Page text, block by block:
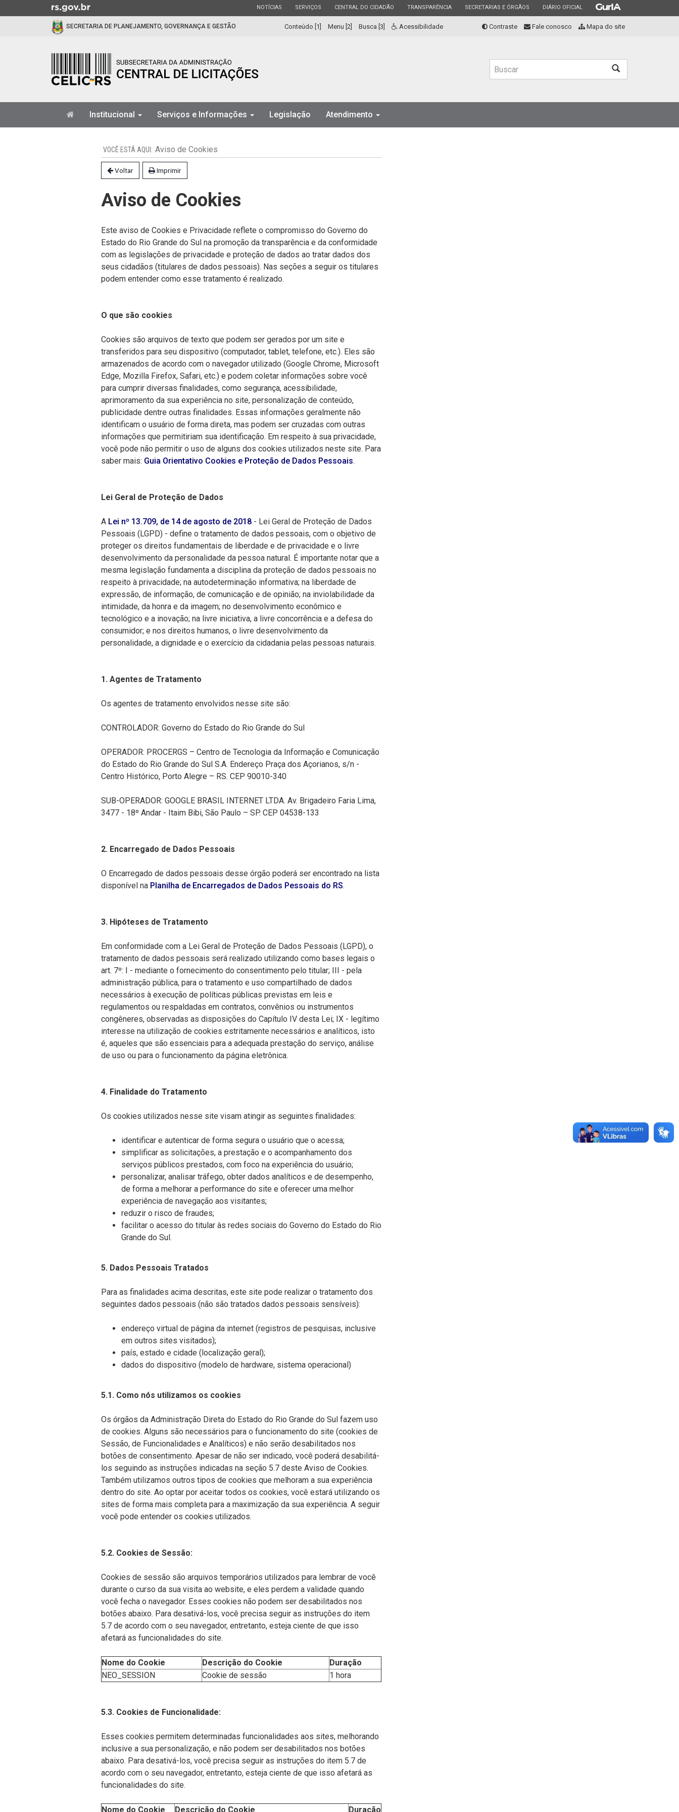
para
Ir
a
ESTADO
NOTÍCIAS ESTADO
SERVIÇOS ESTADO
CENTRAL DO CIDADÃO ESTADO
TRANSPARÊNCIA ESTADO
SECRETARIAS E ÓRGÃOS ESTADO
DIÁRIO OFICIAL ESTADO
SECRETARIA DE PLANEJAMENTO, GOVERNANÇA E GESTÃO Conteúdo [1] Menu [2] Busca [3] Acessibilidade Contraste Fale conosco Mapa do site
Buscar
Institucional Serviços e Informações Legislação
Atendimento
Aviso de Cookies
Voltar Imprimir
Aviso de Cookies
Este aviso de Cookies e Privacidade reflete o compromisso do Governo do
Estado do Rio Grande do Sul na promoção da transparência e da conformidade
com as legislações de privacidade e proteção de dados ao tratar dados dos
seus cidadãos (titulares de dados pessoais). Nas seções a seguir os titulares
podem entender como esse tratamento é realizado.
O que são cookies
Cookies são arquivos de texto que podem ser gerados por um site e
transferidos para seu dispositivo (computador, tablet, telefone, etc.). Eles são
armazenados de acordo com o navegador utilizado (Google Chrome, Microsoft
Edge, MozillaFirefox, Safari, etc.) e podem coletar informações sobre você
para cumprir diversas finalidades, como segurança, acessibilidade,
aprimoramento da sua experiência no site, personalização de conteúdo,
publicidade dentre outras finalidades. Essas informações geralmente não
identificam o usuário de forma direta, mas podem ser cruzadas com outras
informações que permitiriam sua identificação. Em respeito à sua privacidade,
você pode não permitir o uso de alguns dos cookies utilizados neste site. Para
saber mais: Guia Orientativo Cookies e Proteção de Dados Pessoais.
Lei Geral de Proteção de Dados
A Lei nº 13.709, de 14 de agosto de 2018- Lei Geral de Proteção de Dados
Pessoais (LGPD) - define o tratamento de dados pessoais, com o objetivo de
proteger os direitos fundamentais de liberdade e de privacidade e o livre
desenvolvimento da personalidade da pessoa natural. É importante notar que a
mesma legislação fundamenta a disciplina da proteção de dados pessoais no
respeito à privacidade; na autodeterminação informativa; na liberdade de
expressão, de informação, de comunicação e de opinião; na inviolabilidade da
intimidade, da honra e da imagem; no desenvolvimento econômico e
tecnológico e a inovação; na livre iniciativa, a livre concorrência e a defesa do
consumidor; e nos direitos humanos, o livre desenvolvimento da
personalidade, a dignidade e o exercício da cidadania pelas pessoas naturais.
1. Agentes de Tratamento
Os agentes de tratamento envolvidos nesse site são:
CONTROLADOR: Governo do Estado do Rio Grande do Sul
OPERADOR: PROCERGS – Centro de Tecnologia da Informação e Comunicação
do Estado do Rio Grande do Sul S.A. Endereço Praça dos Açorianos, s/n -
Centro Histórico, Porto Alegre – RS. CEP 90010-340
SUB-OPERADOR: GOOGLE BRASIL INTERNET LTDA. Av. Brigadeiro Faria Lima,
3477 - 18º Andar - Itaim Bibi, São Paulo – SP. CEP 04538-133
2. Encarregado de Dados Pessoais
O Encarregado de dados pessoais desse órgão poderá ser encontrado na lista
disponível na Planilha de Encarregados de Dados Pessoais do RS.
3. Hipóteses de Tratamento
Em conformidade com a Lei Geral de Proteção de Dados Pessoais (LGPD), o
tratamento de dados pessoais será realizado utilizando como bases legais o
art. 7º: I - mediante o fornecimento do consentimento pelo titular; III - pela
administração pública, para o tratamento e uso compartilhado de dados
necessários à execução de políticas públicas previstas em leis e
regulamentos ou respaldadas em contratos, convênios ou instrumentos
congêneres, observadas as disposições do Capítulo IV desta Lei; IX - legítimo
interesse na utilização de cookies estritamente necessários e analíticos, isto
é, aqueles que são essenciais para a adequada prestação do serviço, análise
de uso ou para o funcionamento da página eletrônica.
4. Finalidade do Tratamento
Os cookies utilizados nesse site visam atingir as seguintes finalidades:
identificar e autenticar de forma segura o usuário que o acessa;
simplificar as solicitações, a prestação e o acompanhamento dos
serviços públicos prestados, com foco na experiência do usuário;
personalizar, analisar tráfego, obter dados analíticos e de desempenho,
de forma a melhorar a performance do site e oferecer uma melhor
experiência de navegação aos visitantes;
reduzir o risco de fraudes;
facilitar o acesso do titular às redes sociais do Governo do Estado do Rio
Grande do Sul.
5. Dados Pessoais Tratados
Para as finalidades acima descritas, este site pode realizar o tratamento dos
seguintes dados pessoais (não são tratados dados pessoais sensíveis):
endereço virtual de página da internet (registros de pesquisas, inclusive
em outros sites visitados);
país, estado e cidade (localização geral);
dados do dispositivo (modelo de hardware, sistema operacional)
5.1. Como nós utilizamos os cookies
Os órgãos da Administração Direta do Estado do Rio Grande do Sul fazem uso
de cookies. Alguns são necessários para o funcionamento do site (cookies de
Sessão, de Funcionalidades e Analíticos) e não serão desabilitados nos
botões de consentimento. Apesar de não ser indicado, você poderá desabilitá-
los seguindo as instruções indicadas na seção 5.7 deste Aviso de Cookies.
Também utilizamos outros tipos de cookies que melhoram a sua experiência
dentro do site. Ao optar por aceitar todos os cookies, você estará utilizando os
sites de forma mais completa para a maximização da sua experiência. A seguir
você pode entender os cookies utilizados.
5.2. Cookies de Sessão:
Cookies de sessão são arquivos temporários utilizados para lembrar de você
durante o curso da sua visita ao website, e eles perdem a validade quando
você fecha o navegador. Esses cookies não podem ser desabilitados nos
botões abaixo. Para desativá-los, você precisa seguir as instruções do item
5.7 de acordo com o seu navegador, entretanto, esteja ciente de que isso
afetará as funcionalidades do site.
Nome do Cookie Descrição do Cookie
Duração
NEO_SESSION
Cookie de sessão 1 hora
5.3. Cookies de Funcionalidade:
Esses cookies permitem determinadas funcionalidades aos sites, melhorando
inclusive a sua personalização, e não podem ser desabilitados nos botões
abaixo. Para desativá-los, você precisa seguir as instruções do item 5.7 de
acordo com o seu navegador, entretanto, esteja ciente de que isso afetará as
funcionalidades do site.
Nome do Cookie Descrição do Cookie Duração